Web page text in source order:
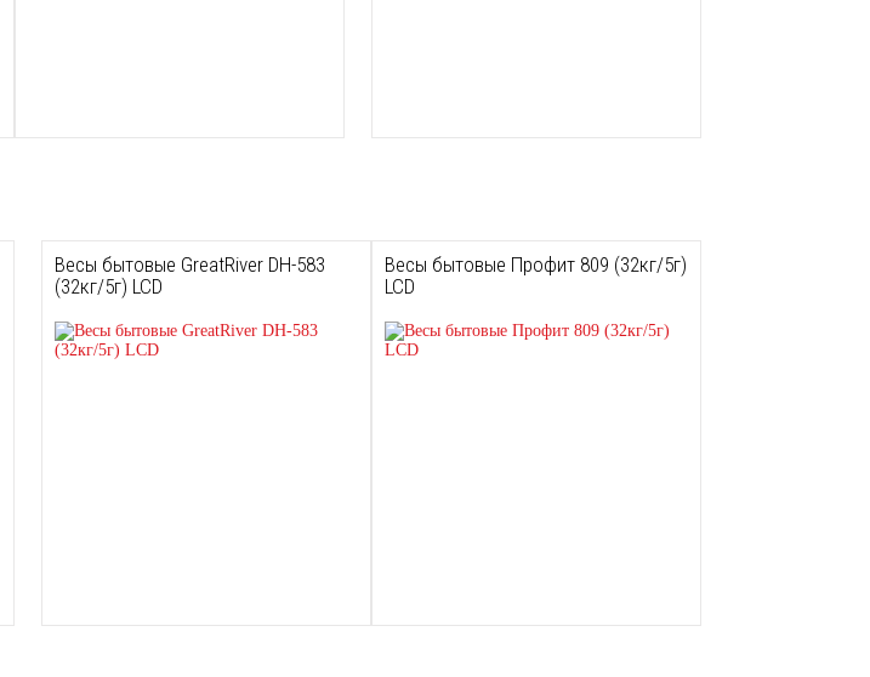
Весы бытовые GreatRiver DH-583
(32кг/5г) LCD
Весы бытовые Профит 809 (32кг/5г)
LCD